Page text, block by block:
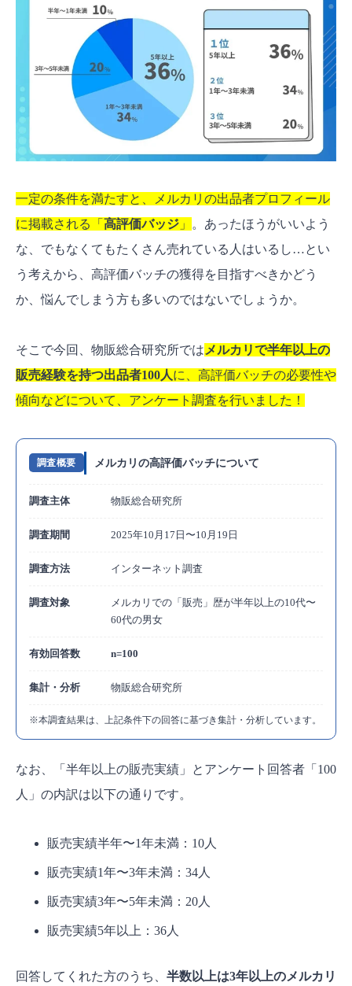
メルカリのバッジは集めると効果ある？3つのメ
効果1：購入者からの信頼性がアップし、売れ
やすくなる
効果2：他の出品者と差別化できる
効果3：値下げ交渉されにくくなる可能性も
【出品者の本音】バッジって本当に必要？
「必要ない」と答えた出品者の声
なぜ？メルカリの高評価バッジが消えた… 各バ
ッジが消える理由
1. 高評価バッジが消える理由
2. 24時間以内発送バッジが消える理由
由
5つのコツ
コツ1：丁寧な梱包を心がける
る
コツ4：発送期限は必ず守る
コツ5：「残念だった」評価がついた場合の対
よくある質問【FAQ】
合は？
いつバッジは表示されますか？
ん。なぜですか？
バッジの表示・非表示って切り替えできます
高評価バッジを目指して、信頼される出品者にな
ろう！
一定の条件を満たすと、メルカリの出品者プロフィール
に掲載される「 高評価バッジ 」
。あったほうがいいよう
な、でもなくてもたくさん売れている人はいるし…とい
う考えから、高評価バッチの獲得を目指すべきかどう
か、悩んでしまう方も多いのではないでしょうか。
そこで今回、物販総合研究所では メルカリで半年以上の
販売経験を持つ出品者100人に、高評価バッチの必要性や
傾向などについて、アンケート調査を行いました！
調査概要 メルカリの高評価バッチについて
調査主体 物販総合研究所
調査期間 2025年10月17日〜10月19日
調査方法 インターネット調査
調査対象
メルカリでの「販売」歴が半年以上の10代〜
60代の男女
有効回答数 n=100
集計・分析 物販総合研究所
※本調査結果は、上記条件下の回答に基づき集計・分析しています。
なお、「半年以上の販売実績」とアンケート回答者「100
人」の内訳は以下の通りです。
販売実績半年〜1年未満：10人
販売実績1年〜3年未満：34人
販売実績3年〜5年未満：20人
販売実績5年以上：36人
回答してくれた方のうち、 半数以上は3年以上のメルカリ